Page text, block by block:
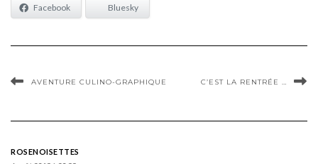
Facebook Bluesky
AVENTURE CULINO-GRAPHIQUE C’EST LA RENTRÉE …
ROSENOISETTES